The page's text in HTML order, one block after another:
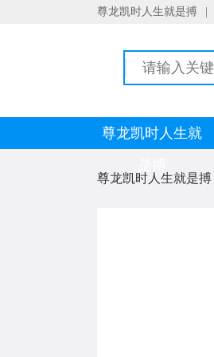
尊龙凯时人生就是搏
尊龙凯时人生就
尊龙凯时人生就是搏